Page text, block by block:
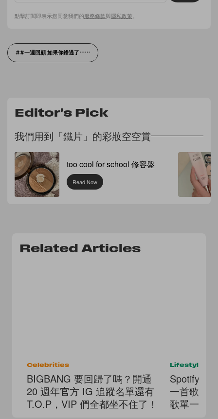
點擊訂閱即表示您同意我們的服務條款與隱私政策
#一週回顧 如果你錯過了⋯⋯
Editor's Pick
我們用到「鐵片」的彩妝空空賞
too cool for school 修容盤
Read Now
Related Articles
Celebrities
BIGBANG 要回歸了嗎？開通
20 週年官方 IG 追蹤名單還有
T.O.P，VIP 們全都坐不住了！
Lifestyle
Spotify 歡
一首歌、
歌單一次